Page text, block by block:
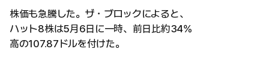
株価も急騰した。ザ・ブロックによると、
ハット8株は5月6日に一時、前日比約34%
高の107.87ドルを付けた。